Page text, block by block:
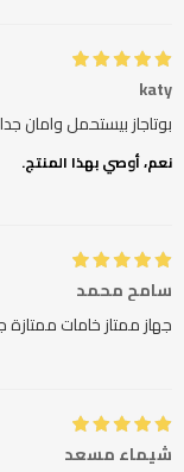
katy
بوتاجاز بيستحمل وامان
نعم، أوصي بهذا المنتج.
سامح محمد
جهاز ممتاز خامات ممتازة
شيماء مسعد